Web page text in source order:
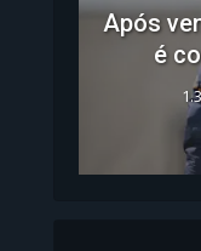
Após
é